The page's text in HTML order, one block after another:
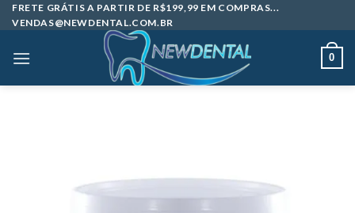
Skip
to
FRETE GRÁTIS A PARTIR DE R$199,99 EM COMPRAS...
VENDAS@NEWDENTAL.COM.BR
0